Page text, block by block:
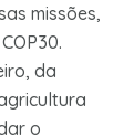
missões,
da
o